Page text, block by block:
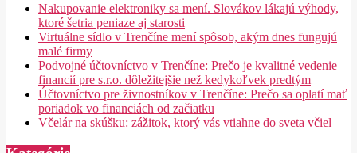
Nakupovanie elektroniky sa mení. Slovákov lákajú výhody,
ktoré šetria peniaze aj starosti
Virtuálne sídlo v Trenčíne mení spôsob, akým dnes fungujú
malé firmy
Podvojné účtovníctvo v Trenčíne: Prečo je kvalitné vedenie
financií pre s.r.o. dôležitejšie než kedykoľvek predtým
Účtovníctvo pre živnostníkov v Trenčíne: Prečo sa oplatí mať
poriadok vo financiách od začiatku
Včelár na skúšku: zážitok, ktorý vás vtiahne do sveta včiel